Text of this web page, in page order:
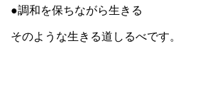
●調和を保ちながら生きる
そのような生きる道しるべです。